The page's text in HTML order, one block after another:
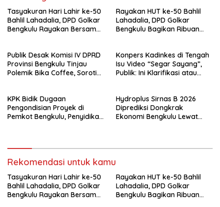
Tasyakuran Hari Lahir ke-50
Bahlil Lahadalia, DPD Golkar
Bengkulu Rayakan Bersama
Rayakan HUT ke-50 Bahlil
Lahadalia, DPD Golkar
Bengkulu Bagikan Ribuan
Publik Desak Komisi IV DPRD
Provinsi Bengkulu Tinjau
Polemik Bika Coffee, Soroti
Konpers Kadinkes di Tengah
Isu Video “Segar Sayang”,
Publik: Ini Klarifikasi atau
KPK Bidik Dugaan
Pengondisian Proyek di
Pemkot Bengkulu, Penyidikan
Hydroplus Sirnas B 2026
Diprediksi Dongkrak
Ekonomi Bengkulu Lewat
Rekomendasi untuk kamu
Tasyakuran Hari Lahir ke-50
Bahlil Lahadalia, DPD Golkar
Bengkulu Rayakan Bersama
Rayakan HUT ke-50 Bahlil
Lahadalia, DPD Golkar
Bengkulu Bagikan Ribuan